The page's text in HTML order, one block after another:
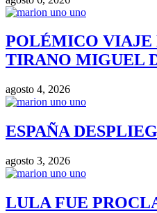
POLÉMICO VIAJE
TIRANO MIGUEL
agosto 4, 2026
ESPAÑA
agosto 3, 2026
LULA FUE